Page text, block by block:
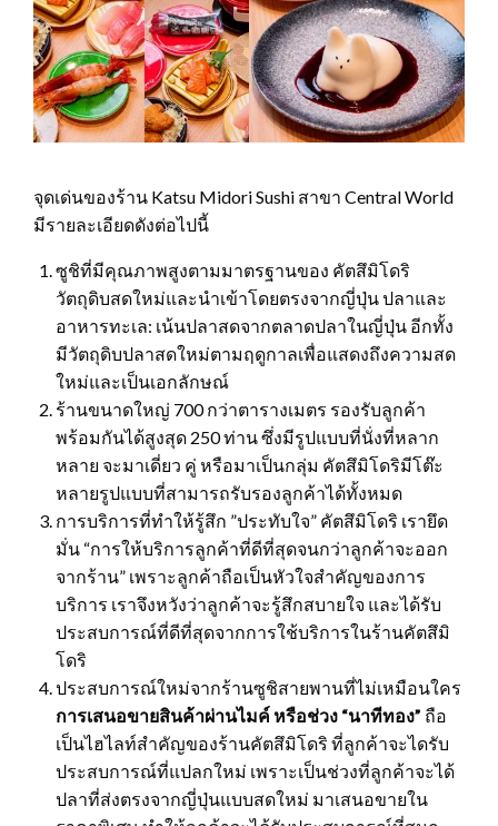
จุดเด่นของร้าน Katsu Midori Sushi สาขา Central World
มีรายละเอียดดังต่อไปนี้
ซูชิที่มีคุณภาพสูงตามมาตรฐานของ คัตสึมิโดริ
วัตถุดิบสดใหม่และนำเข้าโดยตรงจากญี่ปุ่น ปลาและ
อาหารทะเล: เน้นปลาสดจากตลาดปลาในญี่ปุ่น อีกทั้ง
มีวัตถุดิบปลาสดใหม่ตามฤดูกาลเพื่อแสดงถึงความสด
ใหม่และเป็นเอกลักษณ์
ร้านขนาดใหญ่ 700 กว่าตารางเมตร รองรับลูกค้า
พร้อมกันได้สูงสุด 250 ท่าน ซึ่งมีรูปแบบที่นั่งที่หลาก
หลาย จะมาเดี่ยว คู่ หรือมาเป็นกลุ่ม คัตสึมิโดริมีโต๊ะ
หลายรูปแบบที่สามารถรับรองลูกค้าได้ทั้งหมด
การบริการที่ทำให้รู้สึก ”ประทับใจ” คัตสึมิโดริ เรายึด
มั่น “การให้บริการลูกค้าที่ดีที่สุดจนกว่าลูกค้าจะออก
จากร้าน” เพราะลูกค้าถือเป็นหัวใจสำคัญของการ
บริการ เราจึงหวังว่าลูกค้าจะรู้สึกสบายใจ และได้รับ
ประสบการณ์ที่ดีที่สุดจากการใช้บริการในร้านคัตสึมิ
โดริ
ประสบการณ์ใหม่จากร้านซูชิสายพานที่ไม่เหมือนใคร
การเสนอขายสินค้าผ่านไมค์ หรือช่วง “นาทีทอง” ถือ
เป็นไฮไลท์สำคัญของร้านคัตสึมิโดริ ที่ลูกค้าจะไดรับ
ประสบการณ์ที่แปลกใหม่ เพราะเป็นช่วงที่ลูกค้าจะได้
ปลาที่ส่งตรงจากญี่ปุ่นแบบสดใหม่ มาเสนอขายใน